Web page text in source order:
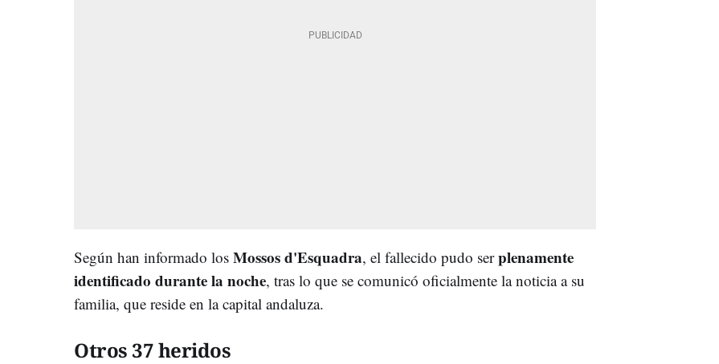
Según han informado los Mossos d'Esquadra, el fallecido pudo serplenamente
identificado durante la noche, tras lo que se comunicó oficialmente la noticia a su
familia, que reside en la capital andaluza.
Otros 37 heridos